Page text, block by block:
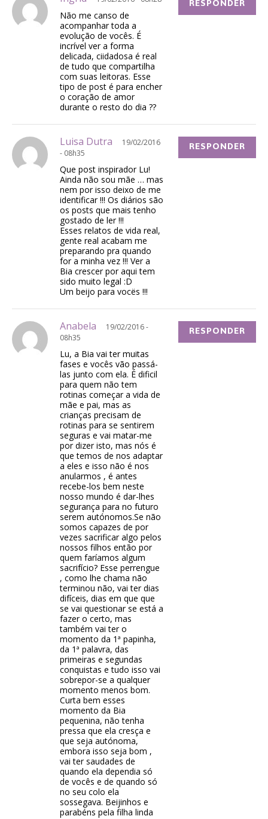
Não me canso de
acompanhar toda a
evolução de vocês. É
incrível ver a forma
delicada, ciidadosa é real
de tudo que compartilha
com suas leitoras. Esse
tipo de post é para encher
o coração de amor
durante o resto do dia ??
RESPONDER
Luisa Dutra
19/02/2016
- 08h35
Que post inspirador Lu!
Ainda não sou mãe … mas
nem por isso deixo de me
identificar !!! Os diários são
os posts que mais tenho
gostado de ler !!!
Esses relatos de vida real,
gente real acabam me
preparando pra quando
for a minha vez !!! Ver a
Bia crescer por aqui tem
sido muito legal :D
Um beijo para vocës !!!
RESPONDER
Anabela
19/02/2016 -
08h35
Lu, a Bia vai ter muitas
fases e vocês vão passá-
las junto com ela. É dificil
para quem não tem
rotinas começar a vida de
mãe e pai, mas as
crianças precisam de
rotinas para se sentirem
seguras e vai matar-me
por dizer isto, mas nós é
que temos de nos adaptar
a eles e isso não é nos
anularmos , é antes
recebe-los bem neste
nosso mundo é dar-lhes
segurança para no futuro
serem autónomos.Se não
somos capazes de por
vezes sacrificar algo pelos
nossos filhos então por
quem faríamos algum
sacrifício? Esse perrengue
, como lhe chama não
terminou não, vai ter dias
difíceis, dias em que que
se vai questionar se está a
fazer o certo, mas
também vai ter o
momento da 1ª papinha,
da 1ª palavra, das
primeiras e segundas
conquistas e tudo isso vai
sobrepor-se a qualquer
momento menos bom.
Curta bem esses
momento da Bia
pequenina, não tenha
pressa que ela cresça e
que seja autónoma,
embora isso seja bom ,
vai ter saudades de
quando ela dependia só
de vocês e de quando só
no seu colo ela
sossegava. Beijinhos e
parabéns pela filha linda
RESPONDER